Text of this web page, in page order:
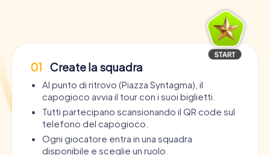
01 Create la squadra
Al punto di ritrovo (Piazza Syntagma), il
capogioco avvia il tour con i suoi biglietti.
Tutti partecipano scansionando il QR code sul
telefono del capogioco.
Ogni giocatore entra in una squadra
disponibile e sceglie un ruolo.